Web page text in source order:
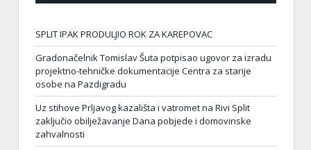
SPLIT IPAK PRODULJIO ROK ZA KAREPOVAC
Gradonačelnik Tomislav Šuta potpisao ugovor za izradu
projektno-tehničke dokumentacije Centra za starije
osobe na Pazdigradu
Uz stihove Prljavog kazališta i vatromet na Rivi Split
zaključio obilježavanje Dana pobjede i domovinske
zahvalnosti